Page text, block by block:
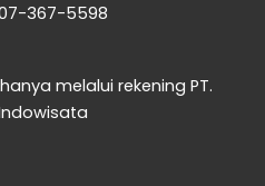
367-5598
melalui rekening PT.